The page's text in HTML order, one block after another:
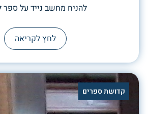
להניח מחשב נייד על ספר
לחץ לקריאה
קדושת ספרים